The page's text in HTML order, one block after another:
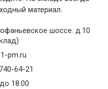
материал.
шоссе. д.10
pm.ru
64-21
18:00